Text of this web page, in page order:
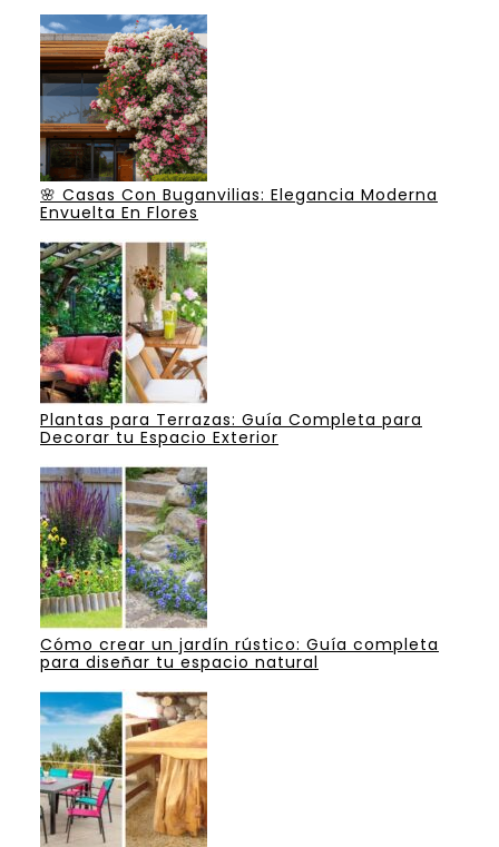
🌸 Casas Con Buganvilias: Elegancia Moderna
Envuelta En Flores
Plantas para Terrazas: Guía Completa para
Decorar tu Espacio Exterior
Cómo crear un jardín rústico: Guía completa
para diseñar tu espacio natural